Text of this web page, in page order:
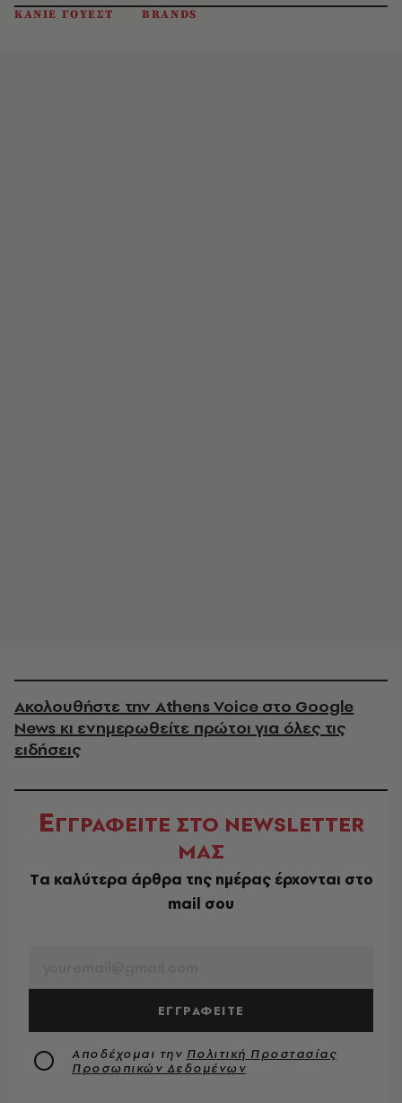
ΚΑΝΙΕ ΓΟΥΕΣΤ BRANDS
Ακολουθήστε την Athens Voice στο Google
News κι ενημερωθείτε πρώτοι για όλες τις
ειδήσεις
ΕΓΓΡΑΦΕΙΤΕ ΣΤΟ NEWSLETTER
ΜΑΣ
Tα καλύτερα άρθρα της ημέρας έρχονται στο
mail σου
ΕΓΓΡΑΦΕΙΤΕ
Αποδέχομαι την Πολιτική Προστασίας
Προσωπικών Δεδομένων